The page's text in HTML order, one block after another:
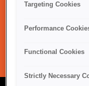
שלנו
Targeting Cookies
Performance
Functional Cookies
Strictly Necessary